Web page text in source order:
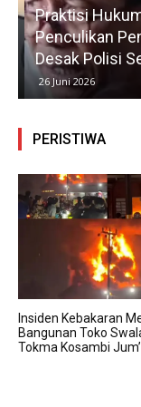
Praktisi
Penculikan
Desak Polisi
26 Juni 2026
PERISTIWA
Insiden Kebakaran
Bangunan Toko
Tokma Kosambi